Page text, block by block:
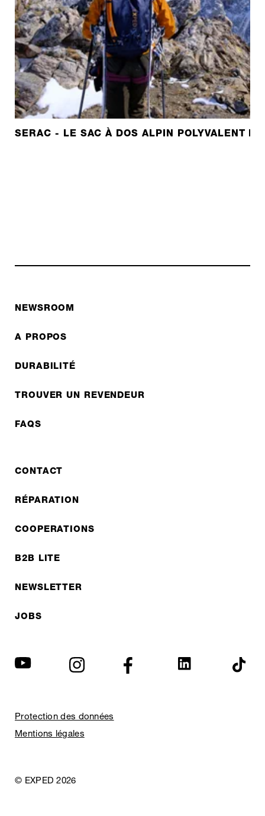
SERAC - LE SAC À DOS ALPIN POLYVALENT
NEWSROOM
A PROPOS
DURABILITÉ
TROUVER UN REVENDEUR
FAQS
CONTACT
RÉPARATION
COOPERATIONS
B2B LITE
NEWSLETTER
JOBS
Protection des données
Mentions légales
© EXPED 2026